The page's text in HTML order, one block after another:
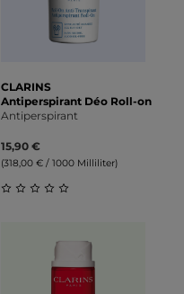
CLARINS
Antiperspirant Déo Roll-on
Antiperspirant
15,90 €
(318,00 € / 1000 Milliliter)